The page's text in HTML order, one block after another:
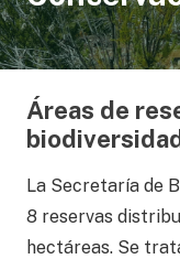
Áreas de
La Secretaría de
8 reservas
hectáreas. Se